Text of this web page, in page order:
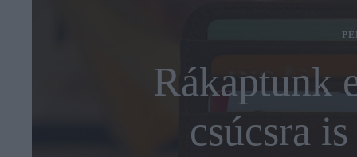
Rákaptunk
csúcsra